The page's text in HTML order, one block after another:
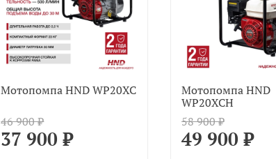
Мотопомпа HND WP20XC
46 900 ₽
37 900 ₽
Мотопомпа HND
WP20XCH
58 900 ₽
49 900 ₽